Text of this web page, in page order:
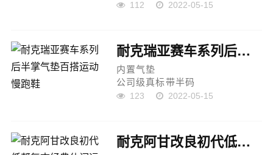
se轻跑鞋,鞋身以经典 daybreak
质感。鞋侧加入白色皮革
swoosh 点...
112 2022-05-15
耐克瑞亚赛车系列后半掌气垫百搭运动慢跑鞋
内置气垫
公司级真标带半码
耐克nike air max 270 react
跑鞋
...
123 2022-05-15
耐克阿甘改良初代低帮复古经典休闲运动慢跑鞋